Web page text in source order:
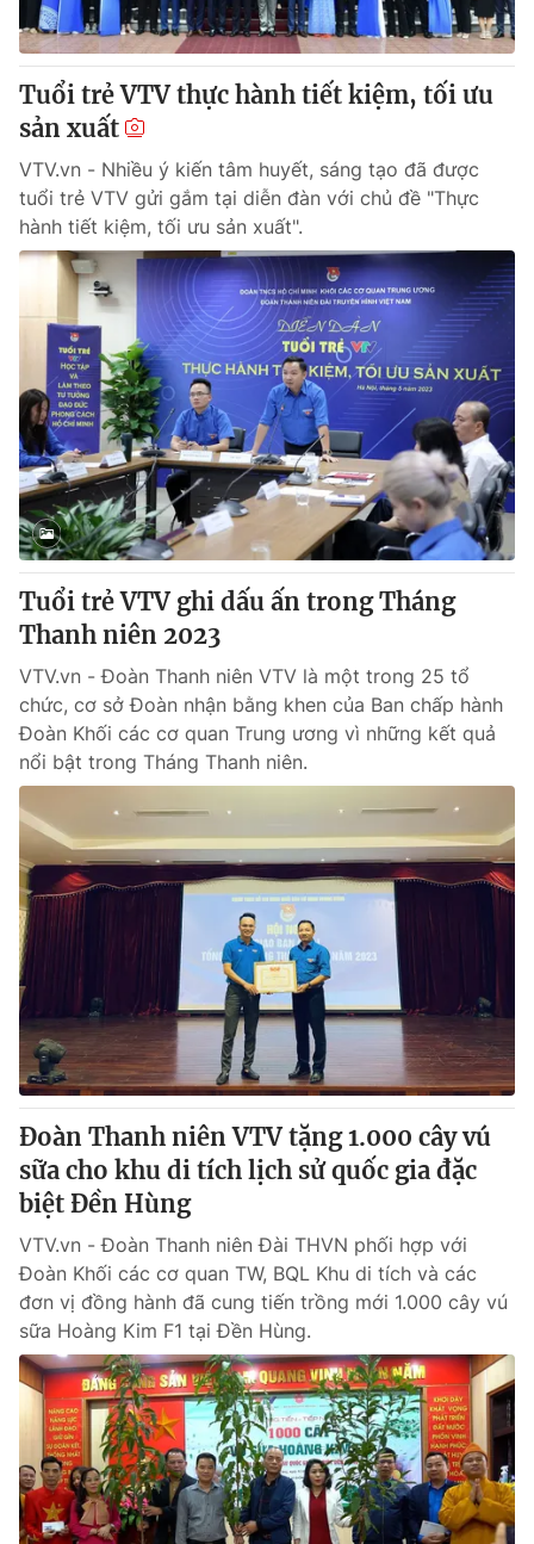
Tuổi trẻ VTV thực hành tiết kiệm, tối ưu
sản xuất
VTV.vn - Nhiều ý kiến tâm huyết, sáng tạo đã được
tuổi trẻ VTV gửi gắm tại diễn đàn với chủ đề "Thực
hành tiết kiệm, tối ưu sản xuất".
Tuổi trẻ VTV ghi dấu ấn trong Tháng
Thanh niên 2023
VTV.vn - Đoàn Thanh niên VTV là một trong 25 tổ
chức, cơ sở Đoàn nhận bằng khen của Ban chấp hành
Đoàn Khối các cơ quan Trung ương vì những kết quả
nổi bật trong Tháng Thanh niên.
Đoàn Thanh niên VTV tặng 1.000 cây vú
sữa cho khu di tích lịch sử quốc gia đặc
biệt Đền Hùng
VTV.vn - Đoàn Thanh niên Đài THVN phối hợp với
Đoàn Khối các cơ quan TW, BQL Khu di tích và các
đơn vị đồng hành đã cung tiến trồng mới 1.000 cây vú
sữa Hoàng Kim F1 tại Đền Hùng.